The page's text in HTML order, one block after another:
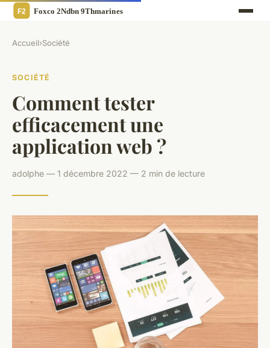
Accueil›Société
SOCIÉTÉ
Comment tester
efficacement une
application web ?
adolphe — 1 décembre 2022 — 2 min de lecture